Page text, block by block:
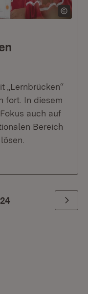
„Lernbrücken“
fort. In diesem
auch auf
Bereich
letzte Seite Weiter